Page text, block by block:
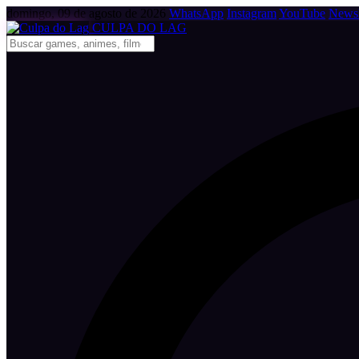
domingo, 09 de agosto de 2026 WhatsApp InstagramYouTube
CULPA DO LAG